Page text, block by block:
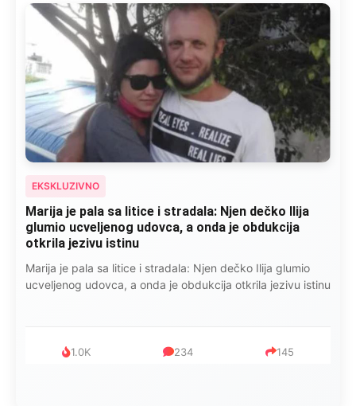
EKSKLUZIVNO
Marija je pala sa litice i stradala: Njen dečko Ilija
glumio ucveljenog udovca, a onda je obdukcija
otkrila jezivu istinu
Marija je pala sa litice i stradala: Njen dečko Ilija glumio
ucveljenog udovca, a onda je obdukcija otkrila jezivu istinu
1.0K 234 145